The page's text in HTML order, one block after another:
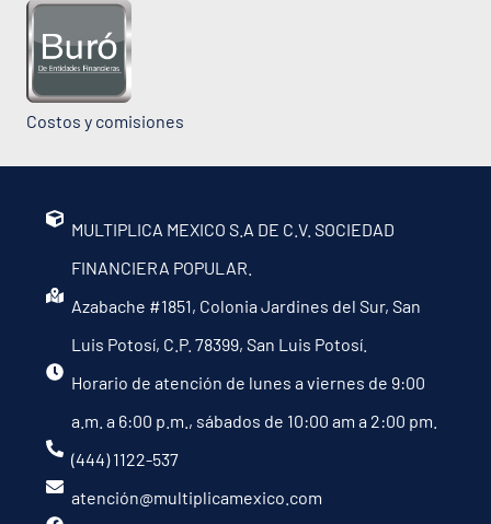
Costos y comisiones
MULTIPLICA MEXICO S.A DE C.V. SOCIEDAD
FINANCIERA POPULAR.
Azabache #1851, Colonia Jardines del Sur, San
Luis Potosí, C.P. 78399, San Luis Potosí.
Horario de atención de lunes a viernes de 9:00
a.m. a 6:00 p.m., sábados de 10:00 am a 2:00 pm.
(444) 1122-537
atención@multiplicamexico.com